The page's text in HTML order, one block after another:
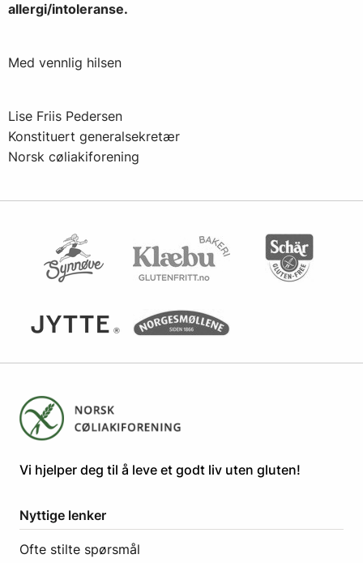
allergi/intoleranse.
Med vennlig hilsen
Lise Friis Pedersen
Konstituert generalsekretær
Norsk cøliakiforening
​​​​Vi hjelper deg til å leve et godt liv uten gluten! ​
Nyttige lenker
Ofte stilte spørsmål